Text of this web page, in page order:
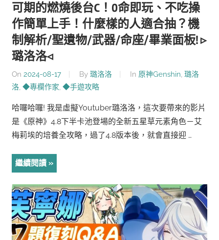
可期的燃燒後台C！0命即玩、不吃操
作簡單上手！什麼樣的人適合抽？機
制解析/聖遺物/武器/命座/畢業面板! ▹
璐洛洛◃
On 2024-08-17 By 璐洛洛 In 原神Genshin, 璐洛
洛, ◆專欄作家, ◆手遊攻略
哈囉哈囉! 我是虛擬Youtuber璐洛洛，這次要帶來的影片
是《原神》4.8下半卡池登場的全新五星草元素角色－艾
梅莉埃的培養全攻略，過了4.8版本後，就會直接迎 …
繼續閱讀